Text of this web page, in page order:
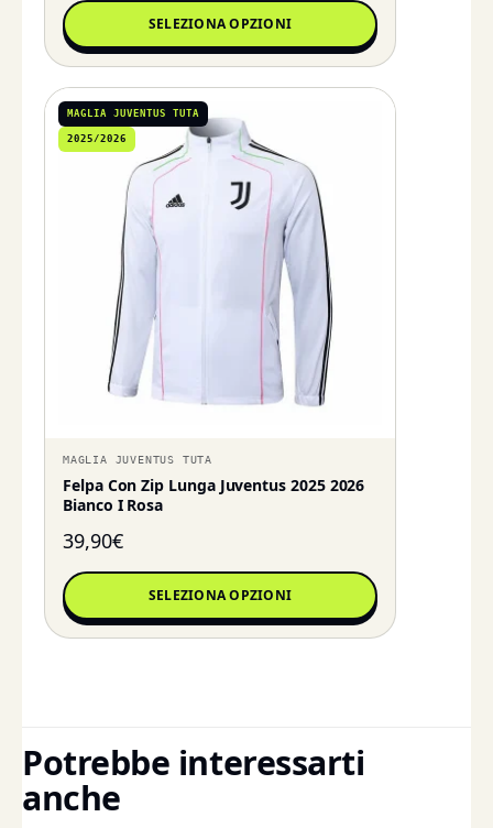
SELEZIONA OPZIONI
MAGLIA JUVENTUS TUTA
2025/2026
MAGLIA JUVENTUS TUTA
Felpa Con Zip Lunga Juventus 2025 2026
Bianco I Rosa
39,90€
SELEZIONA OPZIONI
Potrebbe interessarti
anche